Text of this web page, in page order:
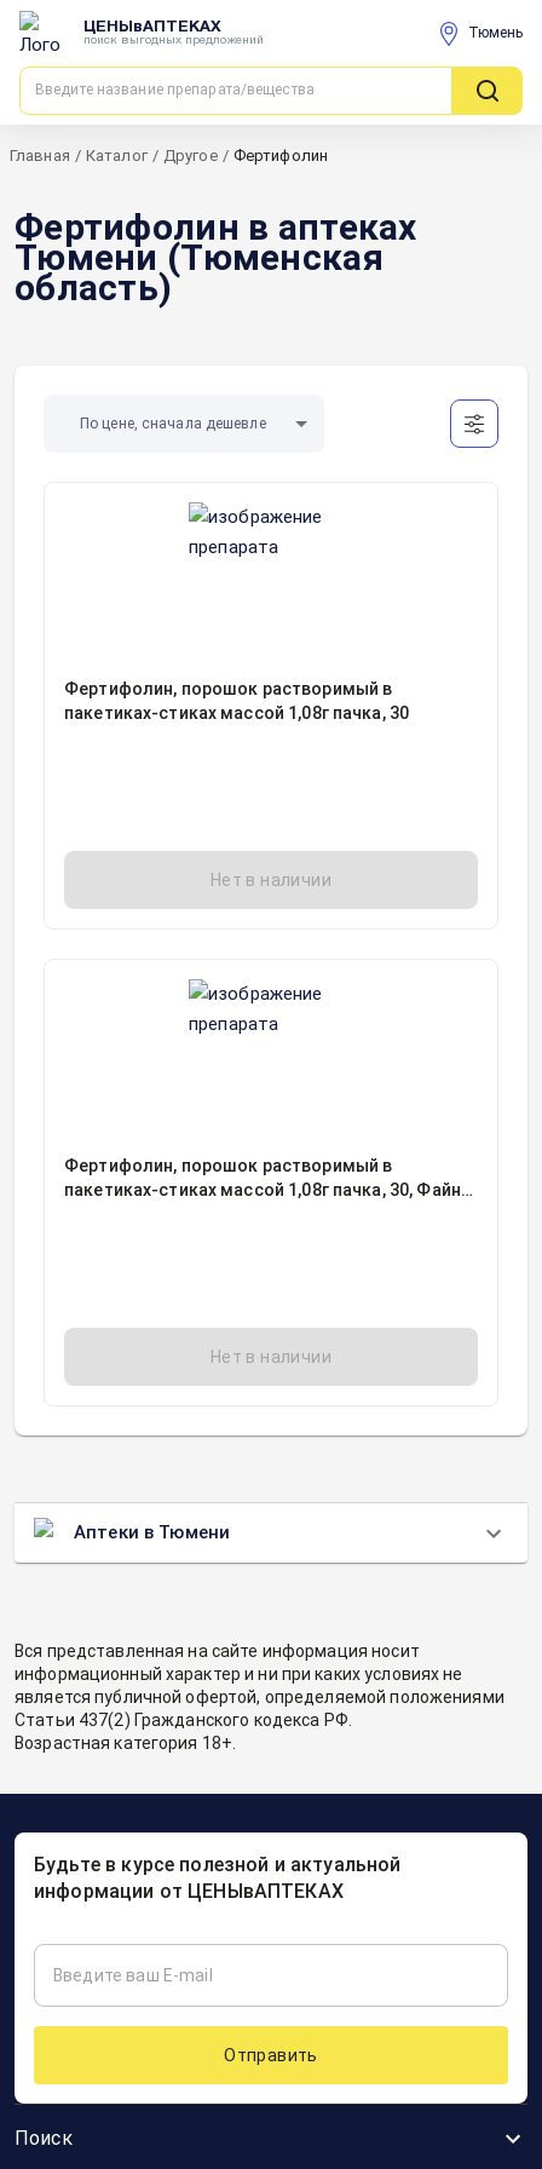
ЦЕНЫвАПТЕКАХ
поиск выгодных предложений Тюмень
Главная / Каталог / Другое / Фертифолин
Фертифолин в аптеках
Тюмени (Тюменская
область)
По цене, сначала дешевле
Фертифолин, порошок растворимый в
пакетиках-стиках массой 1,08г пачка, 30
Нет в наличии
Фертифолин, порошок растворимый в
пакетиках-стиках массой 1,08г пачка, 30, Файн
Нет в наличии
Аптеки в Тюмени
Вся представленная на сайте информация носит
информационный характер и ни при каких условиях не
является публичной офертой, определяемой положениями
Статьи 437(2) Гражданского кодекса РФ.
Возрастная категория 18+.
Поиск
Будьте в курсе полезной и актуальной
информации от ЦЕНЫвАПТЕКАХ
Отправить